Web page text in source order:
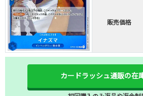
販売価格
カードラッシュ通販の在